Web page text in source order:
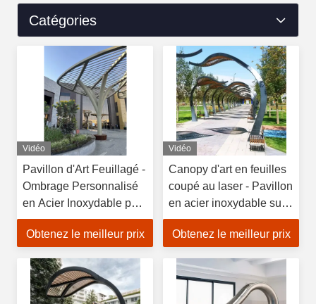
Catégories
Vidéo
Pavillon d'Art Feuillagé -
Ombrage Personnalisé
en Acier Inoxydable pour
Propriétés de Luxe
Obtenez le meilleur prix
Vidéo
Canopy d'art en feuilles
coupé au laser - Pavillon
en acier inoxydable sur
mesure pour les
espaces commerciaux
Obtenez le meilleur prix